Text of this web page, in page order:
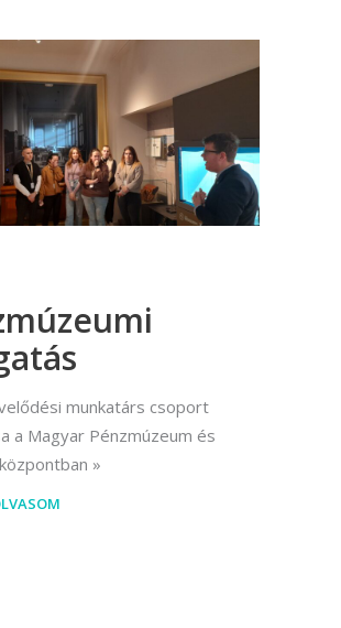
munkatárs csoport
a Magyar Pénzmúzeum és